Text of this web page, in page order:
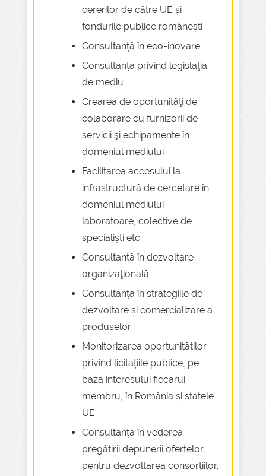
cererilor de către UE și
fondurile publice românești
Consultanță în eco-inovare
Consultanță privind legislaţia
de mediu
Crearea de oportunităţi de
colaborare cu furnizorii de
servicii şi echipamente în
domeniul mediului
Facilitarea accesului la
infrastructură de cercetare în
domeniul mediului-
laboratoare, colective de
specialiști etc.
Consultanţă în dezvoltare
organizaţională
Consultanță în strategiile de
dezvoltare și comercializare a
produselor
Monitorizarea oportunităților
privind licitațiile publice, pe
baza interesului fiecărui
membru, în România și statele
UE.
Consultanță în vederea
pregătirii depunerii ofertelor,
pentru dezvoltarea consorțiilor,